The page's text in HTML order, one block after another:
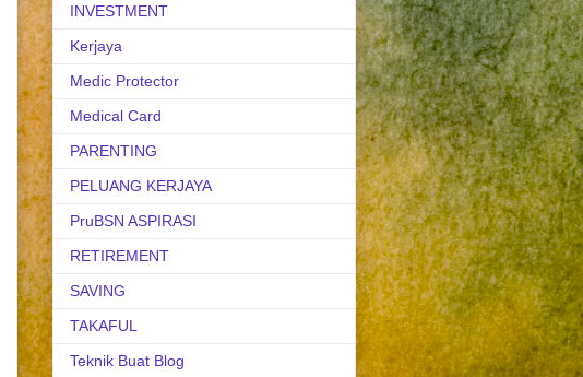
INVESTMENT
Kerjaya
Medic Protector
Medical Card
PARENTING
PELUANG KERJAYA
PruBSN ASPIRASI
RETIREMENT
SAVING
TAKAFUL
Teknik Buat Blog